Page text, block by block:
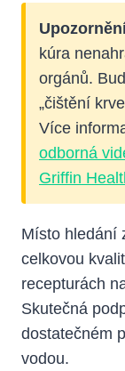
kúra
orgánů.
„čištění
Více
odborná
Griffin
Místo hledání
celkovou
recepturách
Skutečná
dostatečném
vodou.